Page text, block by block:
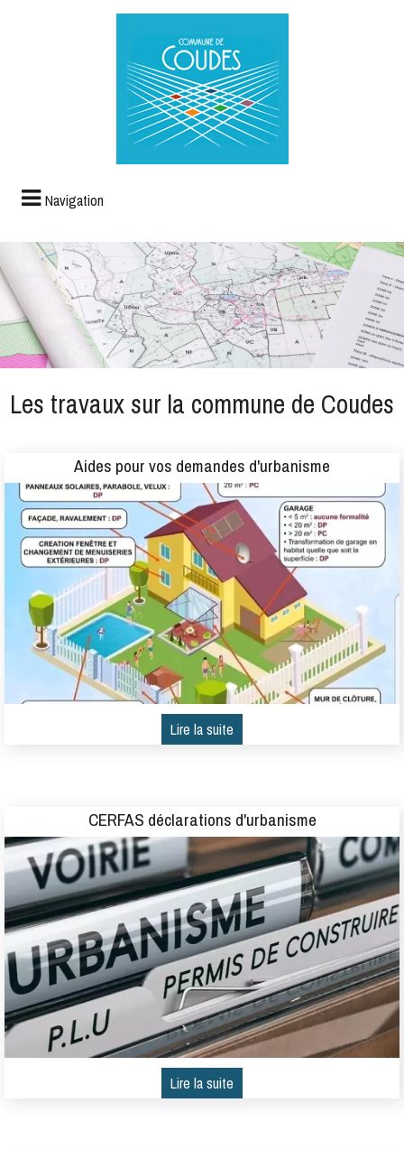
Navigation
Les travaux sur la commune de Coudes
Aides pour vos demandes d'urbanisme
CERFAS déclarations d'urbanisme